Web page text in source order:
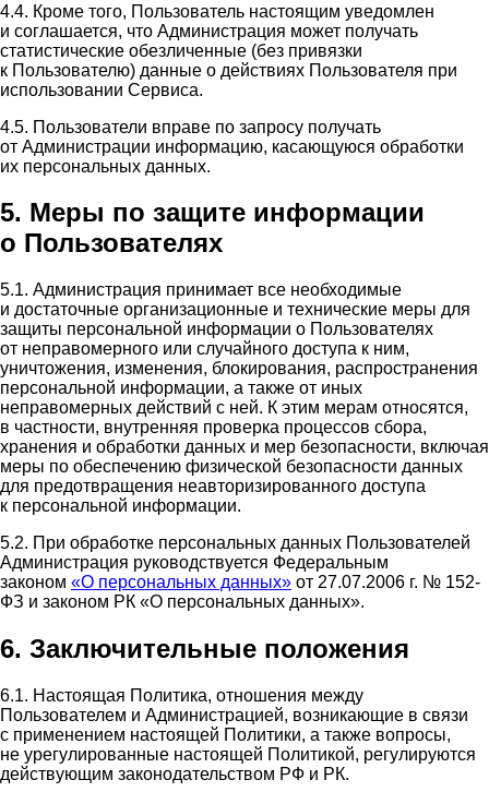
4.4. Кроме того, Пользователь настоящим уведомлен
и соглашается, что Администрация может получать
статистические обезличенные (без привязки
к Пользователю) данные о действиях Пользователя при
использовании Сервиса.
4.5. Пользователи вправе по запросу получать
от Администрации информацию, касающуюся обработки
их персональных данных.
5. Меры по защите информации
о Пользователях
5.1. Администрация принимает все необходимые
и достаточные организационные и технические меры для
защиты персональной информации о Пользователях
от неправомерного или случайного доступа к ним,
уничтожения, изменения, блокирования, распространения
персональной информации, а также от иных
неправомерных действий с ней. К этим мерам относятся,
в частности, внутренняя проверка процессов сбора,
хранения и обработки данных и мер безопасности, включая
меры по обеспечению физической безопасности данных
для предотвращения неавторизированного доступа
к персональной информации.
5.2. При обработке персональных данных Пользователей
Администрация руководствуется Федеральным
законом «О персональных данных» от 27.07.2006 г. № 152-
ФЗ и законом РК «О персональных данных».
6. Заключительные положения
6.1. Настоящая Политика, отношения между
Пользователем и Администрацией, возникающие в связи
с применением настоящей Политики, а также вопросы,
не урегулированные настоящей Политикой, регулируются
действующим законодательством РФ и РК.